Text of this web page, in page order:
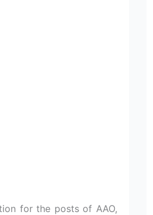
for the posts of AAO,